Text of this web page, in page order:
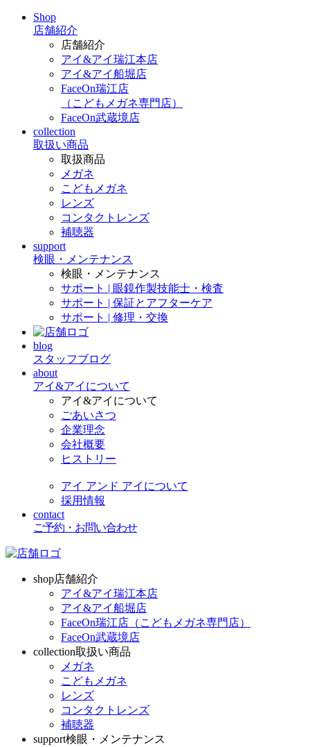
Shop
店舗紹介
店舗紹介
アイ&アイ瑞江本店
アイ&アイ船堀店
FaceOn瑞江店
（こどもメガネ専門店）
FaceOn武蔵境店
collection
取扱い商品
取扱商品
メガネ
こどもメガネ
レンズ
コンタクトレンズ
補聴器
support
検眼・メンテナンス
検眼・メンテナンス
サポート | 眼鏡作製技能士・検査
サポート | 保証とアフターケア
サポート | 修理・交換
blog
スタッフブログ
about
アイ&アイについて
アイ&アイについて
ごあいさつ
企業理念
会社概要
ヒストリー
アイ アンド アイについて
採用情報
contact
ご予約・お問い合わせ
shop店舗紹介
アイ&アイ瑞江本店
アイ&アイ船堀店
FaceOn瑞江店（こどもメガネ専門店）
FaceOn武蔵境店
collection取扱い商品
メガネ
こどもメガネ
レンズ
コンタクトレンズ
補聴器
support検眼・メンテナンス